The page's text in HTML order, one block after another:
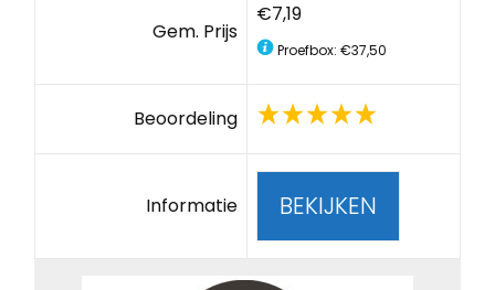
Gem. Prijs
€7,19
Proefbox: €37,50
Beoordeling
Informatie BEKIJKEN